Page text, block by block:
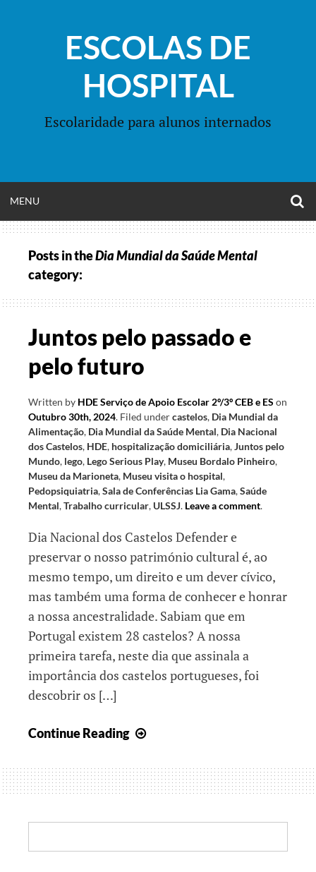
ESCOLAS DE
HOSPITAL
Escolaridade para alunos internados
MENU
MENU
Posts in theDia Mundial da Saúde Mental
category:
Juntos pelo passado e
pelo futuro
Written by HDE Serviço de Apoio Escolar 2º/3º CEB e ES on
Outubro 30th, 2024. Filed undercastelos, Dia Mundial da
Alimentação, Dia Mundial da Saúde Mental, Dia Nacional
dos Castelos, HDE, hospitalização domiciliária,Juntos pelo
Mundo, lego, Lego Serious Play, Museu Bordalo Pinheiro,
Museu da Marioneta, Museu visita o hospital,
Pedopsiquiatria,Sala de Conferências Lia Gama,Saúde
Mental,Trabalho curricular, ULSSJ. Leave a comment.
Dia Nacional dos Castelos Defender e
preservar o nosso património cultural é, ao
mesmo tempo, um direito e um dever cívico,
mas também uma forma de conhecer e honrar
a nossa ancestralidade. Sabiam que em
Portugal existem 28 castelos? A nossa
primeira tarefa, neste dia que assinala a
importância dos castelos portugueses, foi
descobrir os […]
Continue Reading
passado
e
futuro